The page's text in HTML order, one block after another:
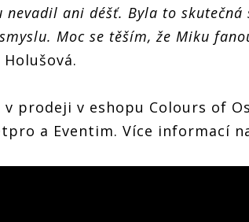
nevadil ani déšť. Byla to skutečná
Moc se těším, že Miku
v prodeji v eshopu Colours of
a Eventim. Více informací